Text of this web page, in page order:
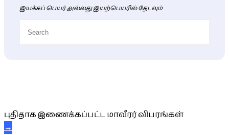
இயக்கப் பெயர் அல்லது இயற்பெயரில் தேடவும்
புதிதாக இணைக்கப்பட்ட மாவீரர் விபரங்கள்
→